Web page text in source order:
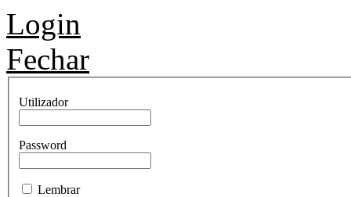
Login
Fechar
Utilizador
Password
Lembrar